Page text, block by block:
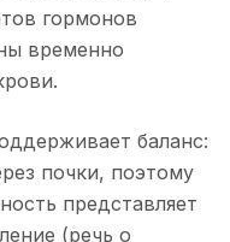
гормонов
временно
баланс:
почки, поэтому
представляет
(речь о